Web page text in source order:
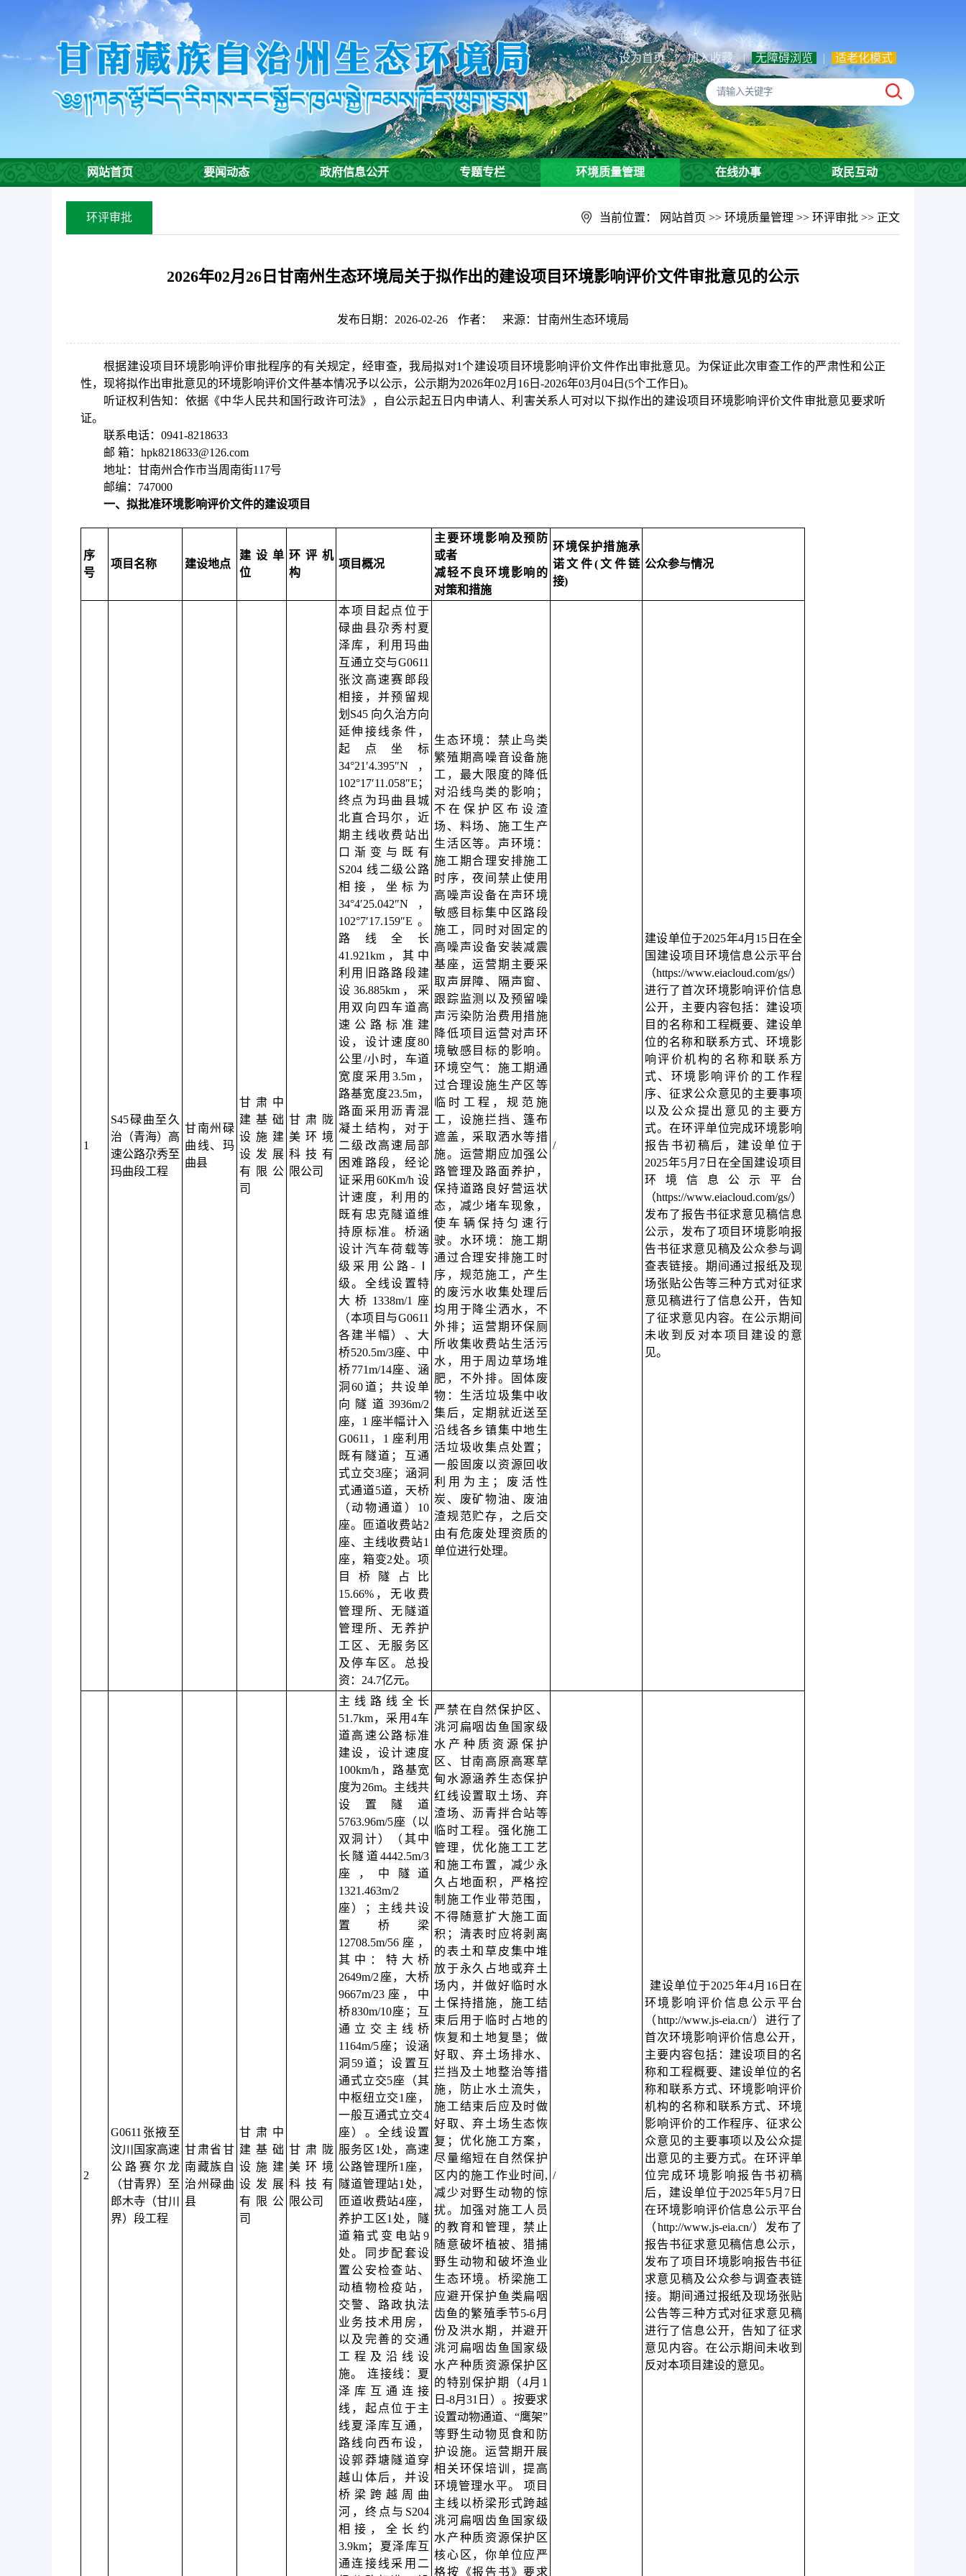
入
环
境
设为首页 | 加入收藏 | 无障碍浏览 | 适老化模式
网站首页 要闻动态 政府信息公开 专题专栏 环境质量管理 在线办事 政民互动
环评审批 当前位置： 网站首页 >> 环境质量管理 >> 环评审批 >> 正文
2026年02月26日甘南州生态环境局关于拟作出的建设项目环境影响评价文件审批意见的公示
发布日期：2026-02-26 作者： 来源：甘南州生态环境局
根据建设项目环境影响评价审批程序的有关规定，经审查，我局拟对1个建设项目环境影响评价文件作出审批意见。为保证此次审查工作的严肃性和公正
性，现将拟作出审批意见的环境影响评价文件基本情况予以公示，公示期为2026年02月16日-2026年03月04日(5个工作日)。
听证权利告知：依据《中华人民共和国行政许可法》，自公示起五日内申请人、利害关系人可对以下拟作出的建设项目环境影响评价文件审批意见要求听
证。
联系电话：0941-8218633
邮 箱：hpk8218633@126.com
地址：甘南州合作市当周南街117号
邮编：747000
一、拟批准环境影响评价文件的建设项目
序
号
项目名称 建设地点
建设单
位
环评机
构
项目概况
主要环境影响及预防
或者
减轻不良环境影响的
对策和措施
环境保护措施承
诺文件(文件链
接)
公众参与情况
1
S45碌曲至久
治（青海）高
速公路尕秀至
玛曲段工程
甘南州碌
曲线、玛
曲县
甘肃中
建基础
设施建
设发展
有限公
司
甘肃陇
美环境
科技有
限公司
本项目起点位于
碌曲县尕秀村夏
泽库，利用玛曲
互通立交与G0611
张汶高速赛郎段
相接，并预留规
划S45 向久治方向
延伸接线条件，
起点坐标
34°21′4.395″N，
102°17′11.058″E；
终点为玛曲县城
北直合玛尔，近
期主线收费站出
口渐变与既有
S204 线二级公路
相接，坐标为
34°4′25.042″N，
102°7′17.159″E。
路线全长
41.921km，其中
利用旧路路段建
设36.885km，采
用双向四车道高
速公路标准建
设，设计速度80
公里/小时，车道
宽度采用3.5m，
路基宽度23.5m，
路面采用沥青混
凝土结构，对于
二级改高速局部
困难路段，经论
证采用60Km/h 设
计速度，利用的
既有忠克隧道维
持原标准。桥涵
设计汽车荷载等
级采用公路-Ⅰ
级。全线设置特
大桥1338m/1座
（本项目与G0611
各建半幅）、大
桥520.5m/3座、中
桥771m/14座、涵
洞60道；共设单
向隧道3936m/2
座，1 座半幅计入
G0611，1 座利用
既有隧道；互通
式立交3座；涵洞
式通道5道，天桥
（动物通道）10
座。匝道收费站2
座、主线收费站1
座，箱变2处。项
目桥隧占比
15.66%，无收费
管理所、无隧道
管理所、无养护
工区、无服务区
及停车区。总投
资：24.7亿元。
生态环境：禁止鸟类
繁殖期高噪音设备施
工，最大限度的降低
对沿线鸟类的影响；
不在保护区布设渣
场、料场、施工生产
生活区等。声环境：
施工期合理安排施工
时序，夜间禁止使用
高噪声设备在声环境
敏感目标集中区路段
施工，同时对固定的
高噪声设备安装减震
基座，运营期主要采
取声屏障、隔声窗、
跟踪监测以及预留噪
声污染防治费用措施
降低项目运营对声环
境敏感目标的影响。
环境空气：施工期通
过合理设施生产区等
临时工程，规范施
工，设施拦挡、篷布
遮盖，采取洒水等措
施。运营期应加强公
路管理及路面养护，
保持道路良好营运状
态，减少堵车现象，
使车辆保持匀速行
驶。水环境：施工期
通过合理安排施工时
序，规范施工，产生
的废污水收集处理后
均用于降尘洒水，不
外排；运营期环保厕
所收集收费站生活污
水，用于周边草场堆
肥，不外排。固体废
物：生活垃圾集中收
集后，定期就近送至
沿线各乡镇集中地生
活垃圾收集点处置；
一般固废以资源回收
利用为主；废活性
炭、废矿物油、废油
渣规范贮存，之后交
由有危废处理资质的
单位进行处理。
/
建设单位于2025年4月15日在全
国建设项目环境信息公示平台
（https://www.eiacloud.com/gs/）
进行了首次环境影响评价信息
公开，主要内容包括：建设项
目的名称和工程概要、建设单
位的名称和联系方式、环境影
响评价机构的名称和联系方
式、环境影响评价的工作程
序、征求公众意见的主要事项
以及公众提出意见的主要方
式。在环评单位完成环境影响
报告书初稿后，建设单位于
2025年5月7日在全国建设项目
环境信息公示平台
（https://www.eiacloud.com/gs/）
发布了报告书征求意见稿信息
公示，发布了项目环境影响报
告书征求意见稿及公众参与调
查表链接。期间通过报纸及现
场张贴公告等三种方式对征求
意见稿进行了信息公开，告知
了征求意见内容。在公示期间
未收到反对本项目建设的意
见。
2
G0611张掖至
汶川国家高速
公路赛尔龙
（甘青界）至
郎木寺（甘川
界）段工程
甘肃省甘
南藏族自
治州碌曲
县
甘肃中
建基础
设施建
设发展
有限公
司
甘肃陇
美环境
科技有
限公司
主线路线全长
51.7km，采用4车
道高速公路标准
建设，设计速度
100km/h，路基宽
度为26m。主线共
设置隧道
5763.96m/5座（以
双洞计）（其中
长隧道4442.5m/3
座，中隧道
1321.463m/2
座）；主线共设
置桥梁
12708.5m/56座，
其中：特大桥
2649m/2座，大桥
9667m/23座，中
桥830m/10座；互
通立交主线桥
1164m/5座；设涵
洞59道；设置互
通式立交5座（其
中枢纽立交1座，
一般互通式立交4
座）。全线设置
服务区1处，高速
公路管理所1座，
隧道管理站1处，
匝道收费站4座，
养护工区1处，隧
道箱式变电站9
处。同步配套设
置公安检查站、
动植物检疫站，
交警、路政执法
业务技术用房，
以及完善的交通
工程及沿线设
施。 连接线：夏
泽库互通连接
线，起点位于主
线夏泽库互通，
路线向西布设，
设郭莽塘隧道穿
越山体后，并设
桥梁跨越周曲
河，终点与S204
相接，全长约
3.9km；夏泽库互
通连接线采用二
严禁在自然保护区、
洮河扁咽齿鱼国家级
水产种质资源保护
区、甘南高原高寒草
甸水源涵养生态保护
红线设置取土场、弃
渣场、沥青拌合站等
临时工程。强化施工
管理，优化施工工艺
和施工布置，减少永
久占地面积，严格控
制施工作业带范围，
不得随意扩大施工面
积；清表时应将剥离
的表土和草皮集中堆
放于永久占地或弃土
场内，并做好临时水
土保持措施，施工结
束后用于临时占地的
恢复和土地复垦；做
好取、弃土场排水、
拦挡及土地整治等措
施，防止水土流失，
施工结束后应及时做
好取、弃土场生态恢
复；优化施工方案，
尽量缩短在自然保护
区内的施工作业时间,
减少对野生动物的惊
扰。加强对施工人员
的教育和管理，禁止
随意破坏植被、猎捕
野生动物和破坏渔业
生态环境。桥梁施工
应避开保护鱼类扁咽
齿鱼的繁殖季节5-6月
份及洪水期，并避开
洮河扁咽齿鱼国家级
水产种质资源保护区
的特别保护期（4月1
日-8月31日）。按要求
设置动物通道、“鹰架”
等野生动物觅食和防
护设施。运营期开展
相关环保培训，提高
环境管理水平。 项目
主线以桥梁形式跨越
洮河扁咽齿鱼国家级
水产种质资源保护区
核心区，你单位应严
格按《报告书》要求
/
建设单位于2025年4月16日在
环境影响评价信息公示平台
（http://www.js-eia.cn/）进行了
首次环境影响评价信息公开，
主要内容包括：建设项目的名
称和工程概要、建设单位的名
称和联系方式、环境影响评价
机构的名称和联系方式、环境
影响评价的工作程序、征求公
众意见的主要事项以及公众提
出意见的主要方式。在环评单
位完成环境影响报告书初稿
后，建设单位于2025年5月7日
在环境影响评价信息公示平台
（http://www.js-eia.cn/）发布了
报告书征求意见稿信息公示，
发布了项目环境影响报告书征
求意见稿及公众参与调查表链
接。期间通过报纸及现场张贴
公告等三种方式对征求意见稿
进行了信息公开，告知了征求
意见内容。在公示期间未收到
反对本项目建设的意见。